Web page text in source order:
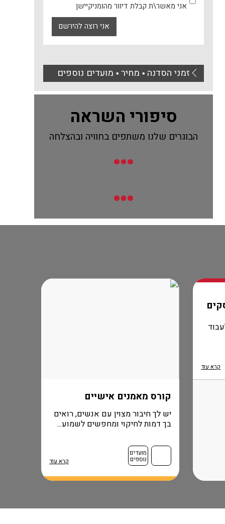
אני מאשר\ת קבלת דיוור מהומניקיישן
אני רוצה להירשם
זמני הסדנה ⚫מחיר ⚫מועדים נוספים
סיפורי השראה
הבוגרים שלנו משתפים בחוויה ובהצלחה
קרא עוד
קורס מאמנים אישיים
יש לך חיבור מצוין עם אנשים, רואים
בך דמות לחיקוי ומחפשים לשמוע...
מועדים
נוספים קרא עוד